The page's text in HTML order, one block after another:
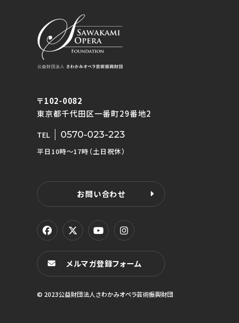
〒102-0082
東京都千代田区一番町29番地2
TEL 0570-023-223
平日10時〜17時（土日祝休）
お問い合わせ
メルマガ登録フォーム
© 2023公益財団法人さわかみオペラ芸術振興財団